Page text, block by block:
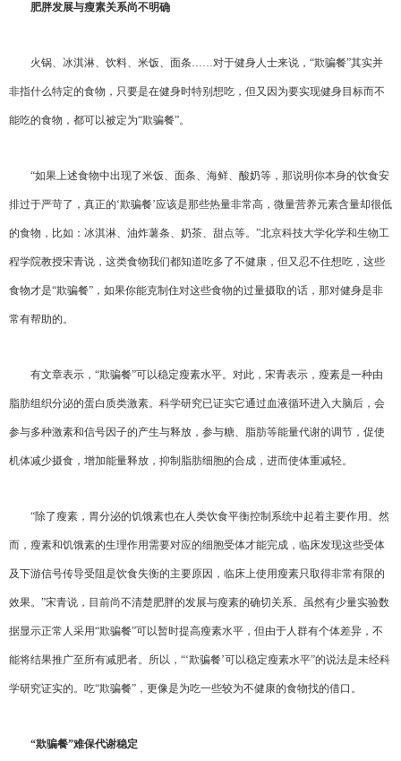
肥胖发展与瘦素关系尚不明确
火锅、冰淇淋、饮料、米饭、面条……对于健身人士来说，“欺骗餐”其实并
非指什么特定的食物，只要是在健身时特别想吃，但又因为要实现健身目标而不
能吃的食物，都可以被定为“欺骗餐”。
“如果上述食物中出现了米饭、面条、海鲜、酸奶等，那说明你本身的饮食安
排过于严苛了，真正的‘欺骗餐’应该是那些热量非常高，微量营养元素含量却很低
的食物，比如：冰淇淋、油炸薯条、奶茶、甜点等。”北京科技大学化学和生物工
程学院教授宋青说，这类食物我们都知道吃多了不健康，但又忍不住想吃，这些
食物才是“欺骗餐”，如果你能克制住对这些食物的过量摄取的话，那对健身是非
常有帮助的。
有文章表示，“欺骗餐”可以稳定瘦素水平。对此，宋青表示，瘦素是一种由
脂肪组织分泌的蛋白质类激素。科学研究已证实它通过血液循环进入大脑后，会
参与多种激素和信号因子的产生与释放，参与糖、脂肪等能量代谢的调节，促使
机体减少摄食，增加能量释放，抑制脂肪细胞的合成，进而使体重减轻。
“除了瘦素，胃分泌的饥饿素也在人类饮食平衡控制系统中起着主要作用。然
而，瘦素和饥饿素的生理作用需要对应的细胞受体才能完成，临床发现这些受体
及下游信号传导受阻是饮食失衡的主要原因，临床上使用瘦素只取得非常有限的
效果。”宋青说，目前尚不清楚肥胖的发展与瘦素的确切关系。虽然有少量实验数
据显示正常人采用“欺骗餐”可以暂时提高瘦素水平，但由于人群有个体差异，不
能将结果推广至所有减肥者。所以，“‘欺骗餐’可以稳定瘦素水平”的说法是未经科
学研究证实的。吃“欺骗餐”，更像是为吃一些较为不健康的食物找的借口。
“欺骗餐”难保代谢稳定